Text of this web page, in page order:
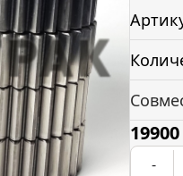
19900
-